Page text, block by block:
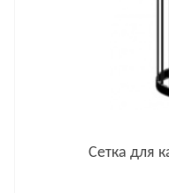
Сетка для